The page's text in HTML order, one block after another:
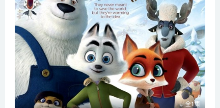
全1集